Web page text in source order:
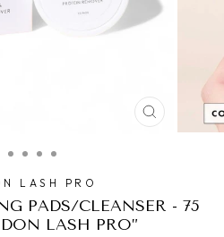
CLOSE
(ESC)
LASH PRO
PADS/CLEANSER - 75
LASH PRO”